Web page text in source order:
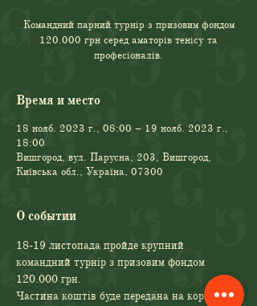
Командний парний турнір з призовим фондом
120.000 грн серед аматорів тенісу та
професіоналів.
Время и место
18 нояб. 2023 г., 08:00 – 19 нояб. 2023 г.,
18:00
Вишгород, вул. Парусна, 203, Вишгород,
Київська обл., Україна, 07300
О событии
18-19 листопада пройде крупний
командний турнір з призовим фондом
120.000 грн.
Частина коштів буде передана на користь